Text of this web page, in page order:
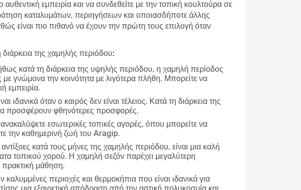
εμπειρία και να συνδεθείτε με την τοπική κουλτούρα σε
καταλυμάτων, περιηγήσεων και οποιασδήποτε άλλης
είναι πιο πιθανό να έχουν την πρώτη τους επιλογή όταν
της χαμηλής περιόδου:
κατά τη διάρκεια της υψηλής περιόδου, η χαμηλή περίοδος
γνώμονα την κοινότητα με λιγότερα πλήθη. Μπορείτε να
εμπειρία.
ιδανικά όταν ο καιρός δεν είναι τέλειος. Κατά τη διάρκεια της
προσφέρουν φθηνότερες προσφορές.
εσωτερικές τοπικές αγορές, όπου μπορείτε να
την καθημερινή ζωή του Aragip.
κατά τους μήνες της χαμηλής περιόδου, είναι μια καλή
τοπικού χορού. Η χαμηλή σεζόν παρέχει μεγαλύτερη
πρακτική μάθηση.
καλυμμένες περιοχές και θερμοκήπια που είναι ιδανικά για